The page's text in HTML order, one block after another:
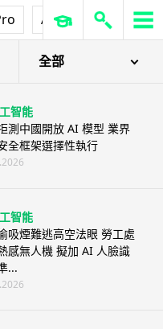
AirPods Pro 3
全部
智能
測中國開放 AI 模型 業界
全框架選擇性執行
智能
吸煙難逃高空法眼 勞工處
感無人機 擬加 AI 人臉識
...